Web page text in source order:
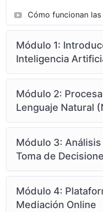
Cómo funcionan
Módulo 1:
Inteligencia
Módulo 2:
Lenguaje Natural
Módulo 3:
Toma de
Módulo 4:
Mediación Online